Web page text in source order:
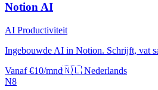
Notion AI
AI Productiviteit
Ingebouwde AI in Notion. Schrijft, vat
Vanaf €10/mnd🇳🇱 Nederlands
N8